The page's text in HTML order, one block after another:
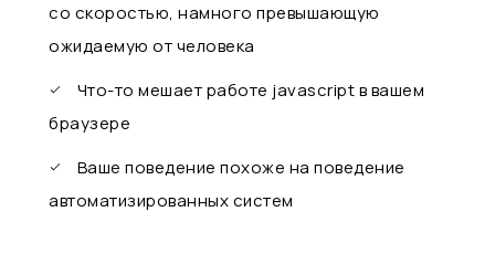
со скоростью, намного превышающую
ожидаемую от человека
Что-то мешает работе javascript в вашем
браузере
Ваше поведение похоже на поведение
автоматизированных систем